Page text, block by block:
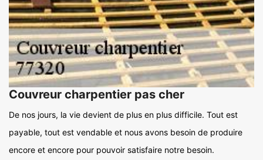
Couvreur charpentier pas cher
De nos jours, la vie devient de plus en plus difficile. Tout est
payable, tout est vendable et nous avons besoin de produire
encore et encore pour pouvoir satisfaire notre besoin.